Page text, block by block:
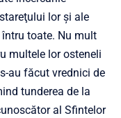
lor şi ale
toate. Nu mult
multele lor osteneli
au făcut vrednici de
tunderea de la
al Sfintelor